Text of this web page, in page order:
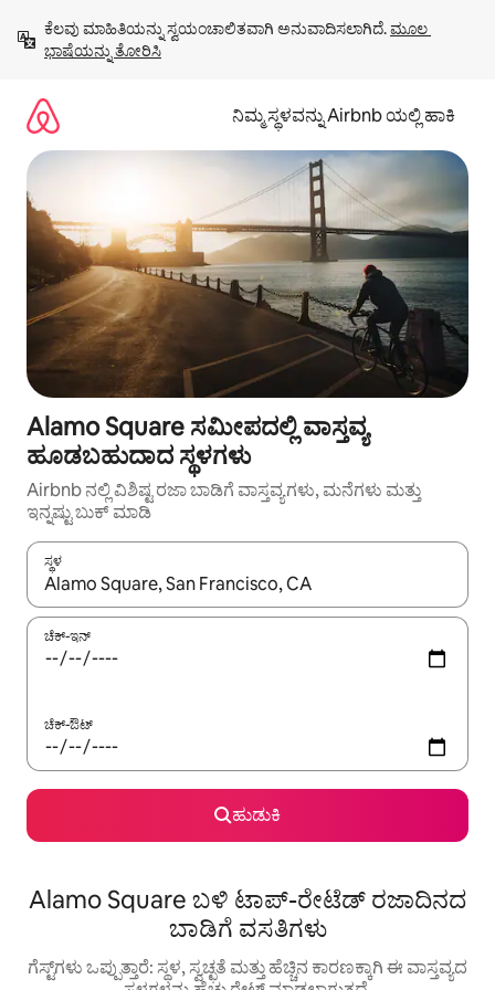
ಹೋಗಿ
ಕೆಲವು ಮಾಹಿತಿಯನ್ನು ಸ್ವಯಂಚಾಲಿತವಾಗಿ ಅನುವಾದಿಸಲಾಗಿದೆ. ಮೂಲ
ಭಾಷೆಯನ್ನು ತೋರಿಸಿ
ನಿಮ್ಮ ಸ್ಥಳವನ್ನು Airbnb ಯಲ್ಲಿ ಹಾಕಿ
Alamo Square ಸಮೀಪದಲ್ಲಿ ವಾಸ್ತವ್ಯ
ಹೂಡಬಹುದಾದ ಸ್ಥಳಗಳು
Airbnb ನಲ್ಲಿ ವಿಶಿಷ್ಟ ರಜಾ ಬಾಡಿಗೆ ವಾಸ್ತವ್ಯಗಳು, ಮನೆಗಳು ಮತ್ತು
ಇನ್ನಷ್ಟು ಬುಕ್ ಮಾಡಿ
ಸ್ಥಳ
ಫಲಿತಾಂಶಗಳು ಲಭ್ಯವಿರುವಾಗ, ಅಪ್ ಮತ್ತು ಡೌನ್ ಬಾಣದ ಕೀಲಿಗಳೊಂದಿಗೆ
ಚೆಕ್-ಇನ್
ಚೆಕ್-ಔಟ್
ಹುಡುಕಿ
Alamo Square ಬಳಿ ಟಾಪ್-ರೇಟೆಡ್ ರಜಾದಿನದ
ಬಾಡಿಗೆ ವಸತಿಗಳು
ಗೆಸ್ಟ್‌ಗಳು ಒಪ್ಪುತ್ತಾರೆ: ಸ್ಥಳ, ಸ್ವಚ್ಛತೆ ಮತ್ತು ಹೆಚ್ಚಿನ ಕಾರಣಕ್ಕಾಗಿ ಈ ವಾಸ್ತವ್ಯದ